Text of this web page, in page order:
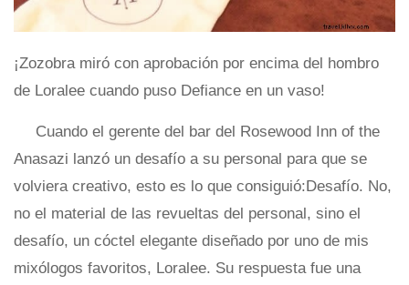
¡Zozobra miró con aprobación por encima del hombro
de Loralee cuando puso Defiance en un vaso!
Cuando el gerente del bar del Rosewood Inn of the
Anasazi lanzó un desafío a su personal para que se
volviera creativo, esto es lo que consiguió:Desafío. No,
no el material de las revueltas del personal, sino el
desafío, un cóctel elegante diseñado por uno de mis
mixólogos favoritos, Loralee. Su respuesta fue una